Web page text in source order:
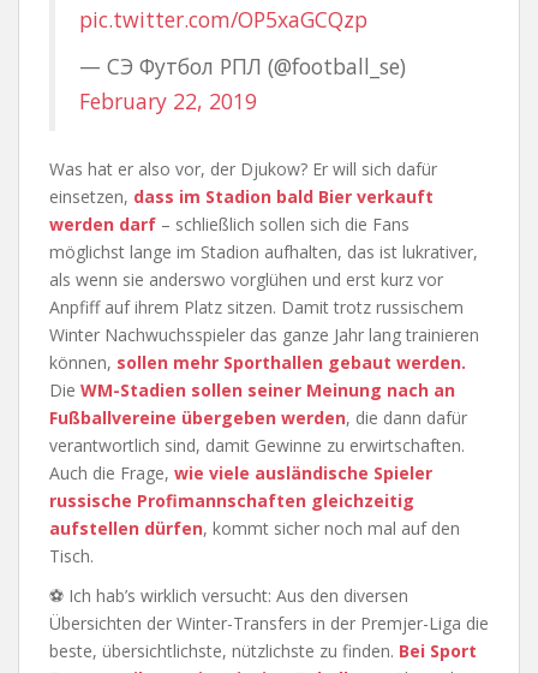
pic.twitter.com/OP5xaGCQzp
— СЭ Футбол РПЛ (@football_se)
February 22, 2019
Was hat er also vor, der Djukow? Er will sich dafür
einsetzen, dass im Stadion bald Bier verkauft
werden darf – schließlich sollen sich die Fans
möglichst lange im Stadion aufhalten, das ist lukrativer,
als wenn sie anderswo vorglühen und erst kurz vor
Anpfiff auf ihrem Platz sitzen. Damit trotz russischem
Winter Nachwuchsspieler das ganze Jahr lang trainieren
können, sollen mehr Sporthallen gebaut werden.
Die WM-Stadien sollen seiner Meinung nach an
Fußballvereine übergeben werden, die dann dafür
verantwortlich sind, damit Gewinne zu erwirtschaften.
Auch die Frage, wie viele ausländische Spieler
russische Profimannschaften gleichzeitig
aufstellen dürfen, kommt sicher noch mal auf den
Tisch.
⚽ Ich hab’s wirklich versucht: Aus den diversen
Übersichten der Winter-Transfers in der Premjer-Liga die
beste, übersichtlichste, nützlichste zu finden. Bei Sport